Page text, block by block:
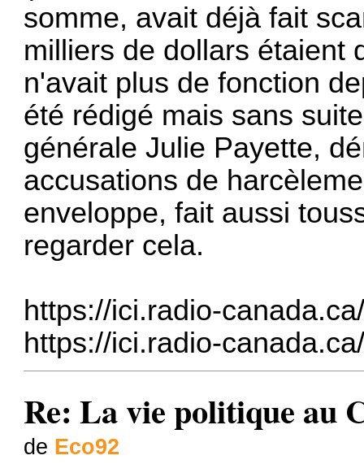
somme, avait déjà fait
milliers de dollars étaient
n'avait plus de fonction
été rédigé mais sans
générale Julie Payette,
accusations de
enveloppe, fait aussi
regarder cela.
https://ici.radio-
https://ici.radio-
Re: La vie politique au
de Eco92